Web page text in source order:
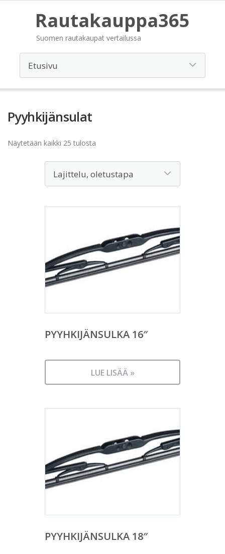
Rautakauppa365
Suomen rautakaupat vertailussa
Pyyhkijänsulat
Näytetään kaikki 25 tulosta
PYYHKIJÄNSULKA 16″
LUE LISÄÄ »
PYYHKIJÄNSULKA 18″